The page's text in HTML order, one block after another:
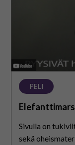
PELI
Sivulla on
sekä